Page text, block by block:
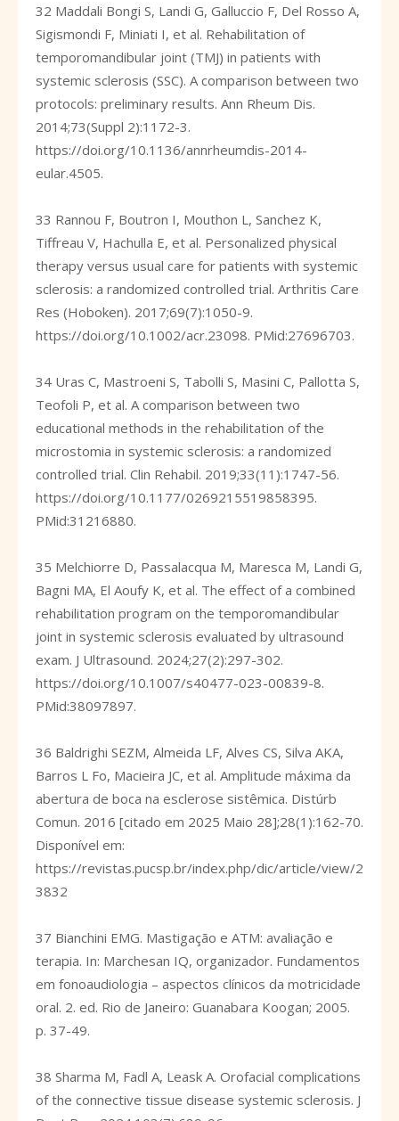
32 Maddali Bongi S, Landi G, Galluccio F, Del Rosso A,
Sigismondi F, Miniati I, et al. Rehabilitation of
temporomandibular joint (TMJ) in patients with
systemic sclerosis (SSC). A comparison between two
protocols: preliminary results. Ann Rheum Dis.
2014;73(Suppl 2):1172-3.
https://doi.org/10.1136/annrheumdis-2014-
eular.4505.
33 Rannou F, Boutron I, Mouthon L, Sanchez K,
Tiffreau V, Hachulla E, et al. Personalized physical
therapy versus usual care for patients with systemic
sclerosis: a randomized controlled trial. Arthritis Care
Res (Hoboken). 2017;69(7):1050-9.
https://doi.org/10.1002/acr.23098. PMid:27696703.
34 Uras C, Mastroeni S, Tabolli S, Masini C, Pallotta S,
Teofoli P, et al. A comparison between two
educational methods in the rehabilitation of the
microstomia in systemic sclerosis: a randomized
controlled trial. Clin Rehabil. 2019;33(11):1747-56.
https://doi.org/10.1177/0269215519858395.
PMid:31216880.
35 Melchiorre D, Passalacqua M, Maresca M, Landi G,
Bagni MA, El Aoufy K, et al. The effect of a combined
rehabilitation program on the temporomandibular
joint in systemic sclerosis evaluated by ultrasound
exam. J Ultrasound. 2024;27(2):297-302.
https://doi.org/10.1007/s40477-023-00839-8.
PMid:38097897.
36 Baldrighi SEZM, Almeida LF, Alves CS, Silva AKA,
Barros L Fo, Macieira JC, et al. Amplitude máxima da
abertura de boca na esclerose sistêmica. Distúrb
Comun. 2016 [citado em 2025 Maio 28];28(1):162-70.
Disponível em:
https://revistas.pucsp.br/index.php/dic/article/view/2
3832
37 Bianchini EMG. Mastigação e ATM: avaliação e
terapia. In: Marchesan IQ, organizador. Fundamentos
em fonoaudiologia – aspectos clínicos da motricidade
oral. 2. ed. Rio de Janeiro: Guanabara Koogan; 2005.
p. 37-49.
38 Sharma M, Fadl A, Leask A. Orofacial complications
of the connective tissue disease systemic sclerosis. J